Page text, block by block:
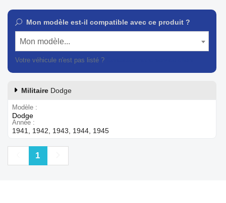
Mon modèle est-il compatible avec ce produit ?
Mon modèle...
Votre véhicule n'est pas listé ?
Militaire Dodge
Modèle
Dodge
Année
1941, 1942, 1943, 1944, 1945
Précédent
1